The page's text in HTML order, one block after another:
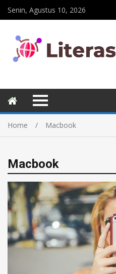
Senin, Agustus 10, 2026
Home Macbook
Macbook